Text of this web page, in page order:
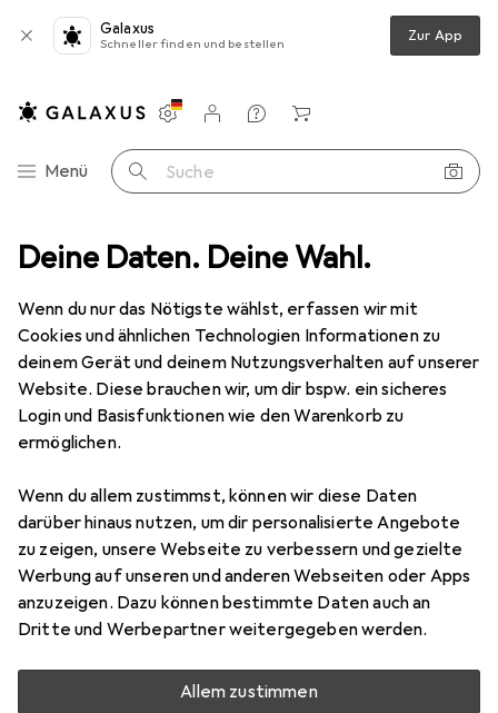
Deine Daten. Deine Wahl.
Wenn du nur das Nötigste wählst, erfassen wir mit
Cookies und ähnlichen Technologien Informationen zu
deinem Gerät und deinem Nutzungsverhalten auf unserer
Website. Diese brauchen wir, um dir bspw. ein sicheres
Login und Basisfunktionen wie den Warenkorb zu
ermöglichen.
Wenn du allem zustimmst, können wir diese Daten
darüber hinaus nutzen, um dir personalisierte Angebote
zu zeigen, unsere Webseite zu verbessern und gezielte
Werbung auf unseren und anderen Webseiten oder Apps
anzuzeigen. Dazu können bestimmte Daten auch an
Dritte und Werbepartner weitergegeben werden.
Allem zustimmen
Galaxus
Schneller finden und bestellen Zur App
Navigation nach Kategorien
Menü Suche
Einstellungen
Kundenkonto
Vergleichslisten
Merklisten
Warenkorb
Imagine Books
Kategorien anzeigen